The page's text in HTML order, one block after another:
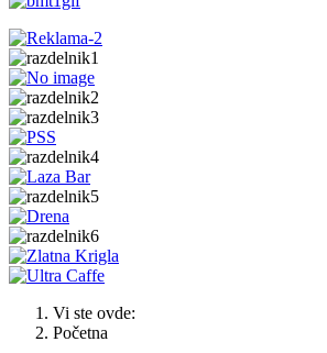
Vi ste ovde:
Početna